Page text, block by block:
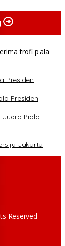
Presiden
Presiden
Juara Piala
Jakarta
Reserved